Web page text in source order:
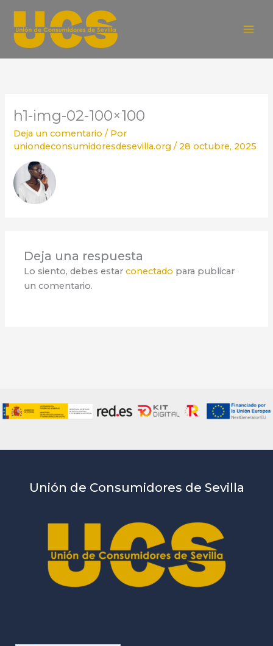
contenido
h1-img-02-100×100
Deja un comentario / Por
uniondeconsumidoresdesevilla.org/28 octubre, 2025
Deja una respuesta
Lo siento, debes estarconectado para publicar
un comentario.
Unión de Consumidores de Sevilla